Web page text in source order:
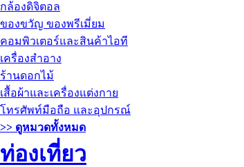
กล้องดิจิตอล
ของขวัญ ของพรีเมี่ยม
คอมพิวเตอร์และสินค้าไอที
เครื่องสำอาง
ร้านดอกไม้
เสื้อผ้าและเครื่องแต่งกาย
โทรศัพท์มือถือ และอุปกรณ์
>> ดูหมวดทั้งหมด
ท่องเที่ยว